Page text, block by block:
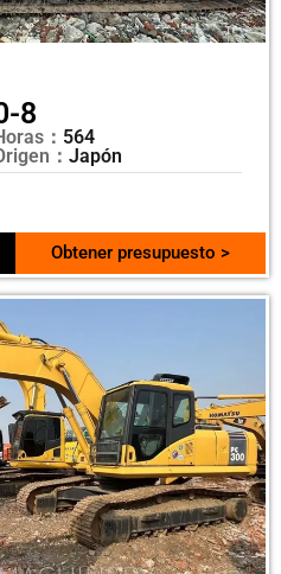
8
： 564
： Japón
Obtener presupuesto >